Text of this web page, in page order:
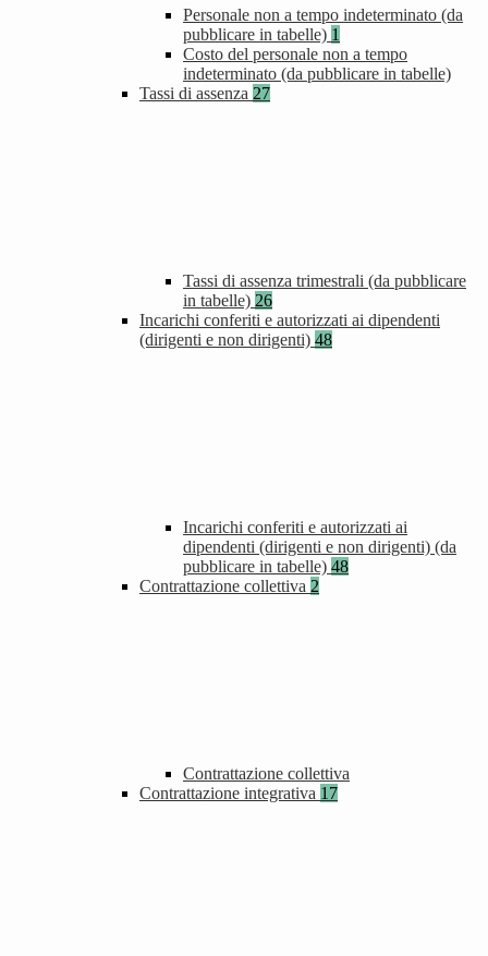
Personale non a tempo indeterminato (da
pubblicare in tabelle) 1
Costo del personale non a tempo
indeterminato (da pubblicare in tabelle)
Tassi di assenza 27
Tassi di assenza trimestrali (da pubblicare
in tabelle) 26
Incarichi conferiti e autorizzati ai dipendenti
(dirigenti e non dirigenti) 48
Incarichi conferiti e autorizzati ai
dipendenti (dirigenti e non dirigenti) (da
pubblicare in tabelle) 48
Contrattazione collettiva 2
Contrattazione collettiva
Contrattazione integrativa 17